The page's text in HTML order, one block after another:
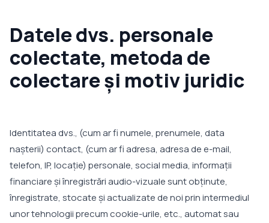
Datele dvs. personale
colectate, metoda de
colectare și motiv juridic
Identitatea dvs., (cum ar fi numele, prenumele, data
nașterii) contact, (cum ar fi adresa, adresa de e-mail,
telefon, IP, locație) personale, social media, informații
financiare și înregistrări audio-vizuale sunt obținute,
înregistrate, stocate și actualizate de noi prin intermediul
unor tehnologii precum cookie-urile, etc., automat sau